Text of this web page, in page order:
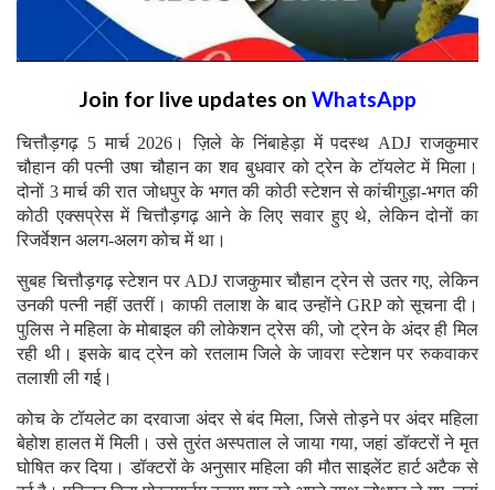
Join for live updates on WhatsApp
चित्तौड़गढ़ 5 मार्च 2026। ज़िले के निंबाहेड़ा में पदस्थ ADJ राजकुमार
चौहान की पत्नी उषा चौहान का शव बुधवार को ट्रेन के टॉयलेट में मिला।
दोनों 3 मार्च की रात जोधपुर के भगत की कोठी स्टेशन से कांचीगुड़ा-भगत की
कोठी एक्सप्रेस में चित्तौड़गढ़ आने के लिए सवार हुए थे, लेकिन दोनों का
रिजर्वेशन अलग-अलग कोच में था।
सुबह चित्तौड़गढ़ स्टेशन पर ADJ राजकुमार चौहान ट्रेन से उतर गए, लेकिन
उनकी पत्नी नहीं उतरीं। काफी तलाश के बाद उन्होंने GRP को सूचना दी।
पुलिस ने महिला के मोबाइल की लोकेशन ट्रेस की, जो ट्रेन के अंदर ही मिल
रही थी। इसके बाद ट्रेन को रतलाम जिले के जावरा स्टेशन पर रुकवाकर
तलाशी ली गई।
कोच के टॉयलेट का दरवाजा अंदर से बंद मिला, जिसे तोड़ने पर अंदर महिला
बेहोश हालत में मिली। उसे तुरंत अस्पताल ले जाया गया, जहां डॉक्टरों ने मृत
घोषित कर दिया। डॉक्टरों के अनुसार महिला की मौत साइलेंट हार्ट अटैक से